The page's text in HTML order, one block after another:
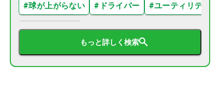
#球が上がらない # ドライバー #ユーティリティ
もっと詳しく検索